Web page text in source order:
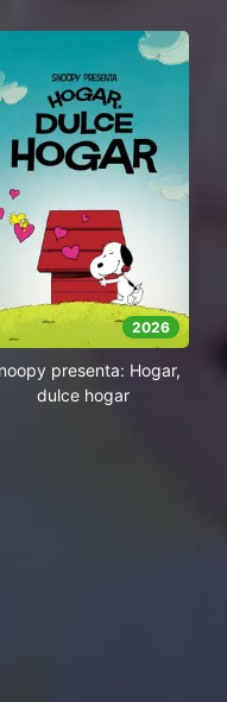
2026
presenta: Hogar,
dulce hogar